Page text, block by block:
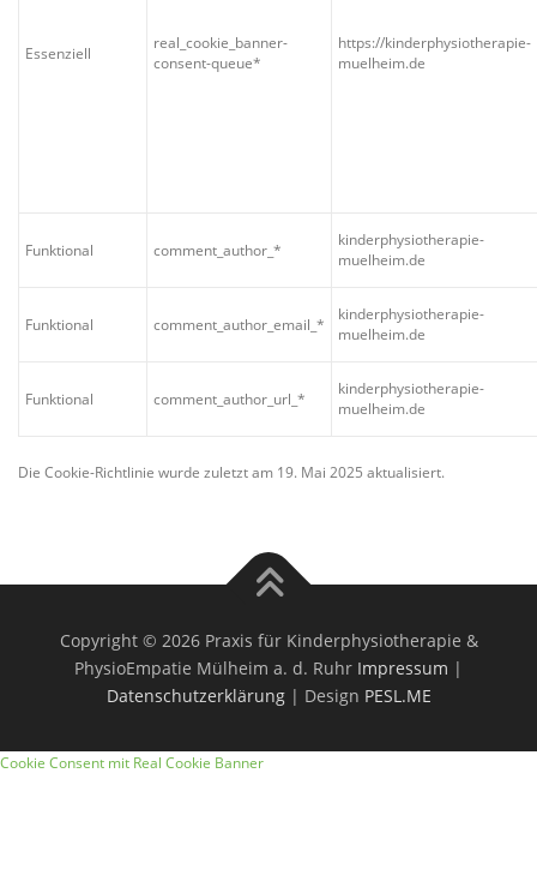
Essenziell
real_cookie_banner-
consent-queue*
https://kinderphysiotherapie-
muelheim.de
Funktional comment_author_*
kinderphysiotherapie-
muelheim.de
Funktional comment_author_email_*
kinderphysiotherapie-
muelheim.de
Funktional comment_author_url_*
kinderphysiotherapie-
muelheim.de
Die Cookie-Richtlinie wurde zuletzt am 19. Mai 2025 aktualisiert.
Copyright © 2026 Praxis für Kinderphysiotherapie &
PhysioEmpatie Mülheim a. d. Ruhr Impressum |
Datenschutzerklärung| Design PESL.ME
Cookie Consent mit Real Cookie Banner